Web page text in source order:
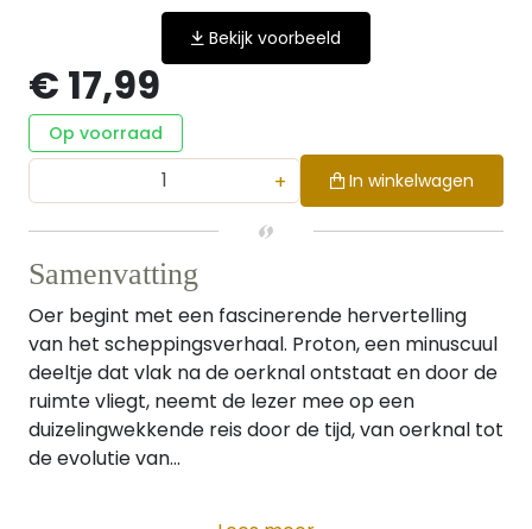
Bekijk voorbeeld
€ 17,99
Op voorraad
+ In winkelwagen
Samenvatting
Oer begint met een fascinerende hervertelling
van het scheppingsverhaal. Proton, een minuscuul
deeltje dat vlak na de oerknal ontstaat en door de
ruimte vliegt, neemt de lezer mee op een
duizelingwekkende reis door de tijd, van oerknal tot
de evolutie van...